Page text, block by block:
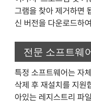
그램을 찾아 제거하면
신 버전을 다운로드하
전문 소프트웨
특정 소프트웨어는 자
삭제 후 재설치를 지원
아있는 레지스트리 파